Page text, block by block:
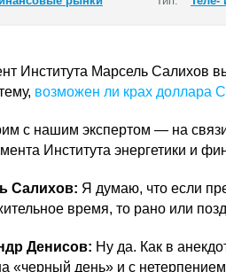
Института Марсель Салихов
возможен ли крах доллара
с нашим экспертом — на
Института энергетики и
Салихов: Я думаю, что если
время, то рано или
Денисов: Ну да. Как в
«черный день» и с